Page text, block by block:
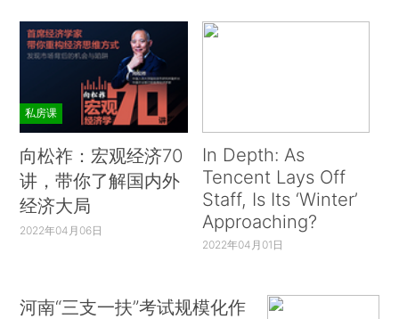
私房课
向松祚：宏观经济70
讲，带你了解国内外
经济大局
2022年04月06日
In Depth: As
Tencent Lays Off
Staff, Is Its ‘Winter’
Approaching?
2022年04月01日
河南“三支一扶”考试规模化作